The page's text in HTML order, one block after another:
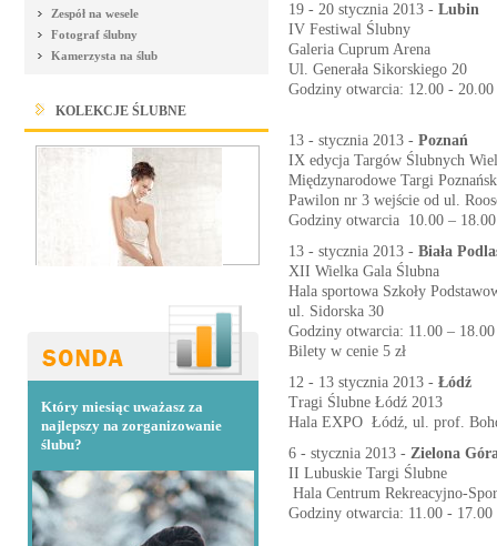
Zespół na wesele
Fotograf ślubny
Kamerzysta na ślub
KOLEKCJE ŚLUBNE
Który miesiąc uważasz za
najlepszy na zorganizowanie
ślubu?
19 - 20 stycznia 2013 - Lubin
IV Festiwal Ślubny
Galeria Cuprum Arena
Ul. Generała Sikorskiego 20
Godziny otwarcia: 12.00 - 20.00
13 - stycznia 2013 - Poznań
IX edycja Targów Ślubnych
Międzynarodowe Targi
Pawilon nr 3 wejście od ul.
Godziny otwarcia 10.00 –
13 - stycznia 2013 - Biała
XII Wielka Gala Ślubna
Hala sportowa Szkoły
ul. Sidorska 30
Godziny otwarcia: 11.00 – 18.00
Bilety w cenie 5 zł
12 - 13 stycznia 2013 - Łódź
Tragi Ślubne Łódź 2013
Hala EXPO Łódź, ul. prof.
6 - stycznia 2013 - Zielona
II Lubuskie Targi Ślubne
Hala Centrum Rekreacyjno-
Godziny otwarcia: 11.00 - 17.00